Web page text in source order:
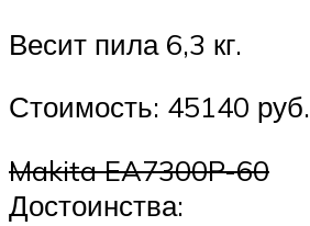
Весит пила 6,3 кг.
Стоимость: 45140 руб.
Makita EA7300P-60
Достоинства: